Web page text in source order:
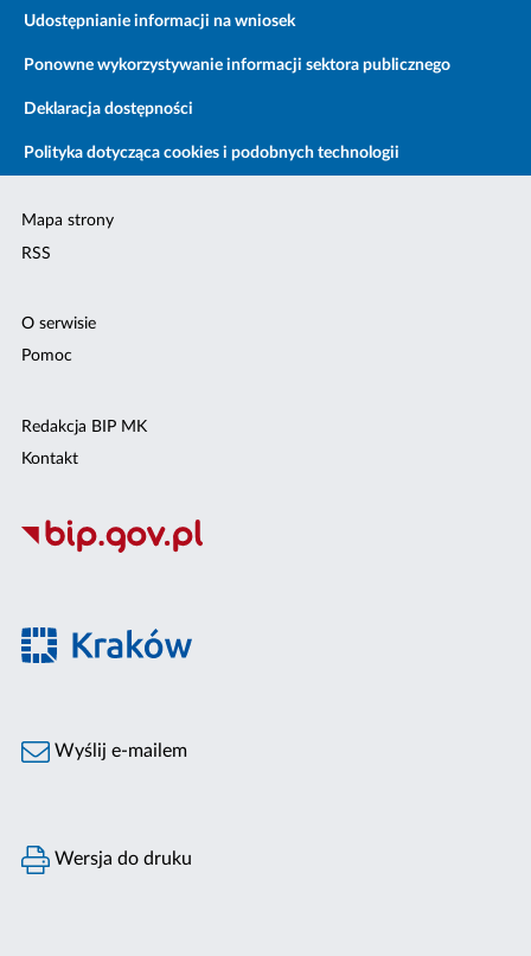
Udostępnianie informacji na wniosek
Ponowne wykorzystywanie informacji sektora publicznego
Deklaracja dostępności
Polityka dotycząca cookies i podobnych technologii
Mapa strony
RSS
O serwisie
Pomoc
Redakcja BIP MK
Kontakt
Wyślij e-mailem
Wersja do druku